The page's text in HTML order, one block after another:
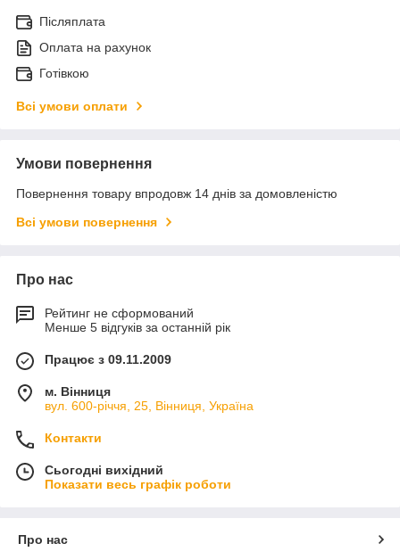
Післяплата
Оплата на рахунок
Готівкою
Всі умови оплати
Умови повернення
Повернення товару впродовж 14 днів за домовленістю
Всі умови повернення
Про нас
Рейтинг не сформований
Менше 5 відгуків за останній рік
Працює з 09.11.2009
м. Вінниця
вул. 600-річчя, 25, Вінниця, Україна
Контакти
Сьогодні вихідний
Показати весь графік роботи
Про нас